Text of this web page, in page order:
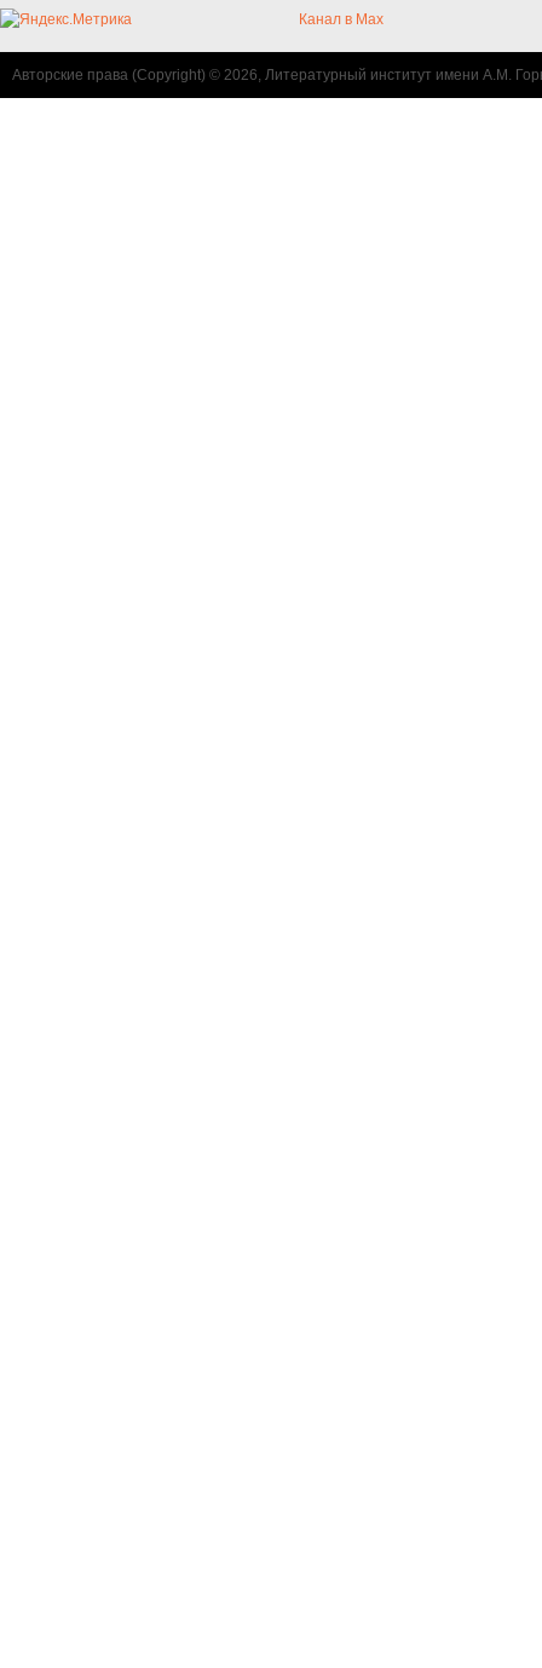
Канал в Max
Авторские права (Copyright) © 2026, Литературный институт имени А.М.